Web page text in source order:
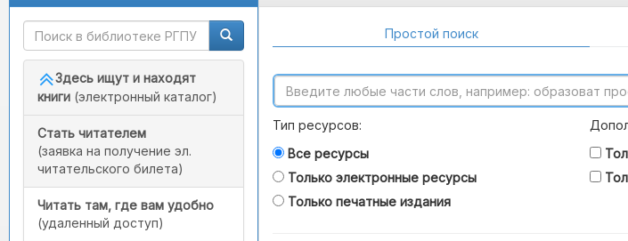
Здесь ищут и находят
книги (электронный каталог)
Стать читателем
(заявка на получение эл.
читательского билета)
Читать там, где вам удобно
(удаленный доступ)
Простой поиск
Тип ресурсов:
Все ресурсы
Только электронные ресурсы
Только печатные издания